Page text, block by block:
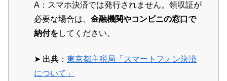
A：スマホ決済では発行されません。領収証が
必要な場合は、 金融機関やコンビニの窓口で
納付をしてください。
➤ 出典： 東京都主税局「スマートフォン決済
について」